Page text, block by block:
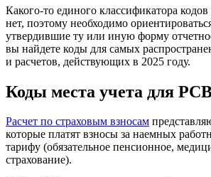
Какого-то единого классификатора
нет, поэтому необходимо
утвердившие ту или иную форму
вы найдете коды для самых
и расчетов, действующих в 2025 году.
Коды места учета для
Расчет по страховым взносам
которые платят взносы за наемных
тарифу (обязательное пенсионное,
страхование).